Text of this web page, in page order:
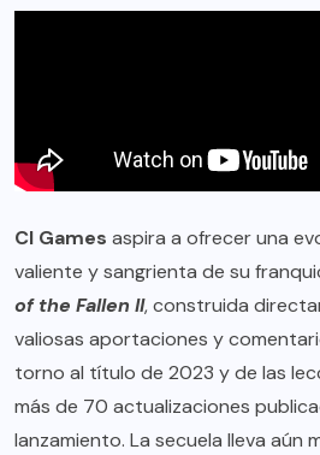
CI Games aspira a ofrecer una
valiente y sangrienta de su
of the Fallen II, construida
valiosas aportaciones y
torno al título de 2023 y de las
más de 70 actualizaciones
lanzamiento. La secuela lleva aún